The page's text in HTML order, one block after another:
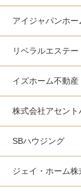
アイジャパンホー
リベラルエステー
イズホーム不動産
株式会社アセント
SBハウジング
ジェイ・ホーム株